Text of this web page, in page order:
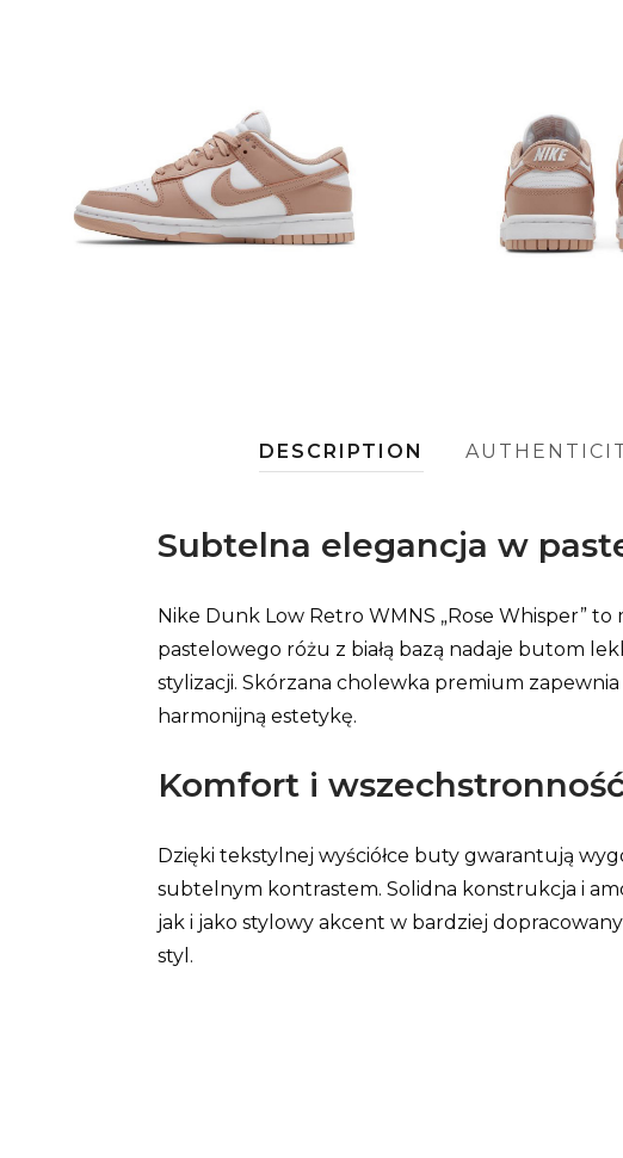
DESCRIPTION
Subtelna elegancja w
Nike Dunk Low Retro WMNS „Rose Whisper”
pastelowego różu z białą bazą nadaje butom
stylizacji. Skórzana cholewka premium
harmonijną estetykę.
Komfort i
Dzięki tekstylnej wyściółce buty gwarantują
subtelnym kontrastem. Solidna konstrukcja i
jak i jako stylowy akcent w bardziej
styl.